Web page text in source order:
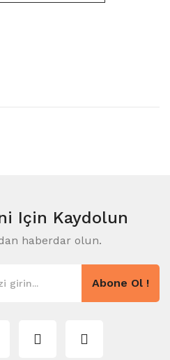
Için Kaydolun
haberdar olun.
Abone Ol !